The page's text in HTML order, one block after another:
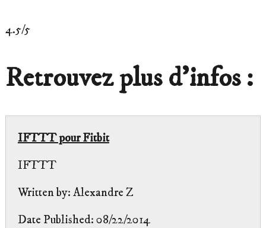
4.5/5
Retrouvez plus d’infos :
IFTTT pour Fitbit
IFTTT
Written by: Alexandre Z
Date Published: 08/22/2014